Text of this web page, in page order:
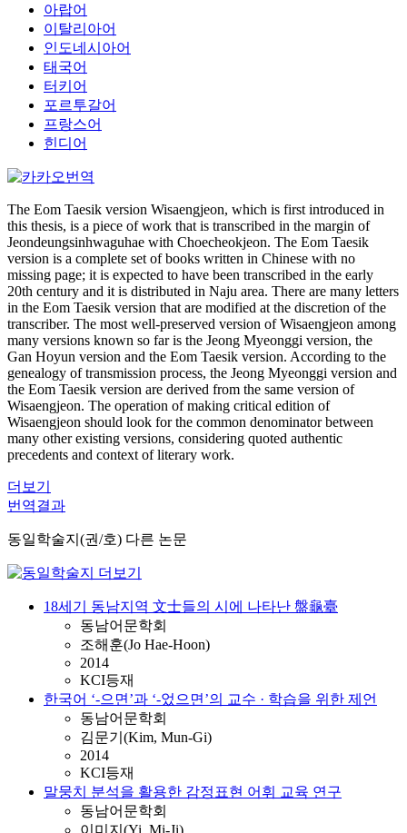
아랍어
이탈리아어
인도네시아어
태국어
터키어
포르투갈어
프랑스어
힌디어
The Eom Taesik version Wisaengjeon, which is first introduced in
this thesis, is a piece of work that is transcribed in the margin of
Jeondeungsinhwaguhae with Choecheokjeon. The Eom Taesik
version is a complete set of books written in Chinese with no
missing page; it is expected to have been transcribed in the early
20th century and it is distributed in Naju area. There are many letters
in the Eom Taesik version that are modified at the discretion of the
transcriber. The most well-preserved version of Wisaengjeon among
many versions known so far is the Jeong Myeonggi version, the
Gan Hoyun version and the Eom Taesik version. According to the
genealogy of transmission process, the Jeong Myeonggi version and
the Eom Taesik version are derived from the same version of
Wisaengjeon. The operation of making critical edition of
Wisaengjeon should look for the common denominator between
many other existing versions, considering quoted authentic
precedents and context of literary work.
더보기
번역결과
동일학술지(권/호) 다른 논문
18세기 동남지역 文士들의 시에 나타난 盤龜臺
동남어문학회
조해훈(Jo Hae-Hoon)
2014
KCI등재
한국어 ‘-으면’과 ‘-었으면’의 교수 · 학습을 위한 제언
동남어문학회
김문기(Kim, Mun-Gi)
2014
KCI등재
말뭉치 분석을 활용한 감정표현 어휘 교육 연구
동남어문학회
이미지(Yi, Mi-Ji)